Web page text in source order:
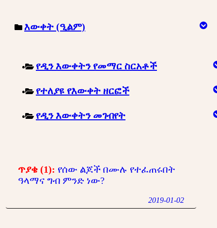
እውቀት (ዒልም)
የዲን እውቀትን የመማር ስርአቶች
የተለያዩ የእውቀት ዘርፎች
የዲን እውቀትን መገብየት
ጥያቄ (1): የሰው ልጆች በሙሉ የተፈጠሩበት
ዓላማና ግብ ምንድ ነው?
2019-01-02